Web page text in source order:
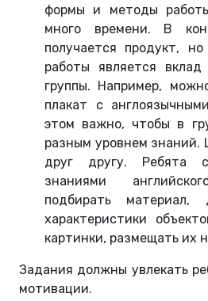
формы и методы
много времени. В
получается продукт,
работы является вклад
группы. Например,
плакат с
этом важно, чтобы в
разным уровнем знаний.
друг другу. Ребята
знаниями
подбирать материал,
характеристики
картинки, размещать их
Задания должны увлекать
мотивации.